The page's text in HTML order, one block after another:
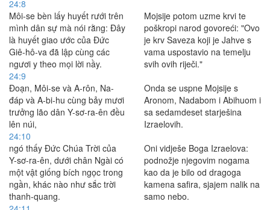
24:8
Môi-se bèn lấy huyết rưới trên
mình dân sự mà nói rằng: Ðây
là huyết giao ước của Ðức
Giê-hô-va đã lập cùng các
ngươi y theo mọi lời nầy.
Mojsije potom uzme krvi te
poškropi narod govoreći: "Ovo
je krv Saveza koji je Jahve s
vama uspostavio na temelju
svih ovih riječi."
24:9
Ðoạn, Môi-se và A-rôn, Na-
đáp và A-bi-hu cùng bảy mươi
trưởng lão dân Y-sơ-ra-ên đều
lên núi,
Onda se uspne Mojsije s
Aronom, Nadabom i Abihuom i
sa sedamdeset starješina
Izraelovih.
24:10
ngó thấy Ðức Chúa Trời của
Y-sơ-ra-ên, dưới chân Ngài có
một vật giống bích ngọc trong
ngần, khác nào như sắc trời
thanh-quang.
Oni vidješe Boga Izraelova:
podnožje njegovim nogama
kao da je bilo od dragoga
kamena safira, sjajem nalik na
samo nebo.